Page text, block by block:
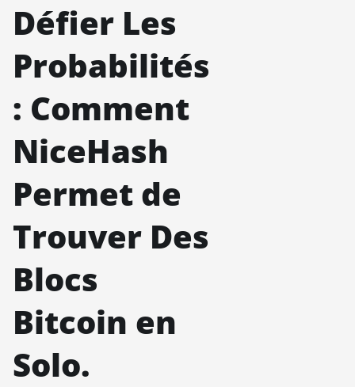
Défier Les
Probabilités
: Comment
NiceHash
Permet de
Trouver Des
Blocs
Bitcoin en
Solo.